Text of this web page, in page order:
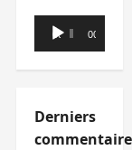
Lecteur
audio
00:00 00:00
Derniers